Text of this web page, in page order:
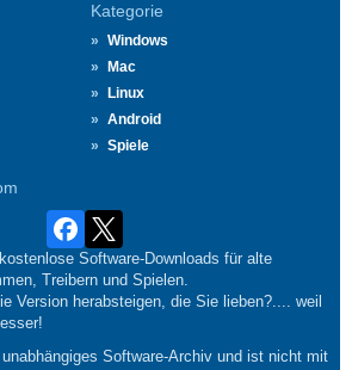
Kategorie
Windows
Mac
Linux
Android
Spiele
Software-Downloads für alte
Treibern und Spielen.
Version herabsteigen, die Sie lieben?.... weil
Software-Archiv und ist nicht mit